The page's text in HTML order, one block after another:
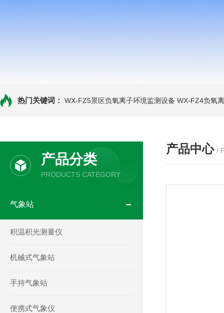
热门关键词： WX-FZ5景区负氧离子环境监测设备 WX-FZ4负氧
产品分类
PRODUCTS CATEGORY
气象站
积温积光测量仪
机械式气象站
手持气象站
便携式气象仪
产品中心 /